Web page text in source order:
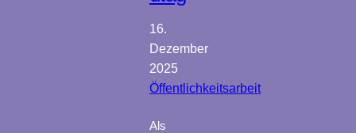
16.
Dezember
2025
Öffentlichkeitsarbeit
Als